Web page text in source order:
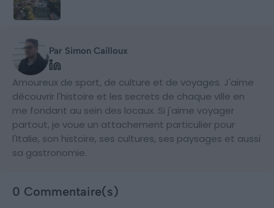
Par Simon Cailloux
Amoureux de sport, de culture et de voyages. J'aime
découvrir l'histoire et les secrets de chaque ville en
me fondant au sein des locaux. Si j'aime voyager
partout, je voue un attachement particulier pour
l'Italie, son histoire, ses cultures, ses paysages et aussi
sa gastronomie.
0 Commentaire(s)